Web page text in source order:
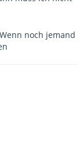
noch jemand